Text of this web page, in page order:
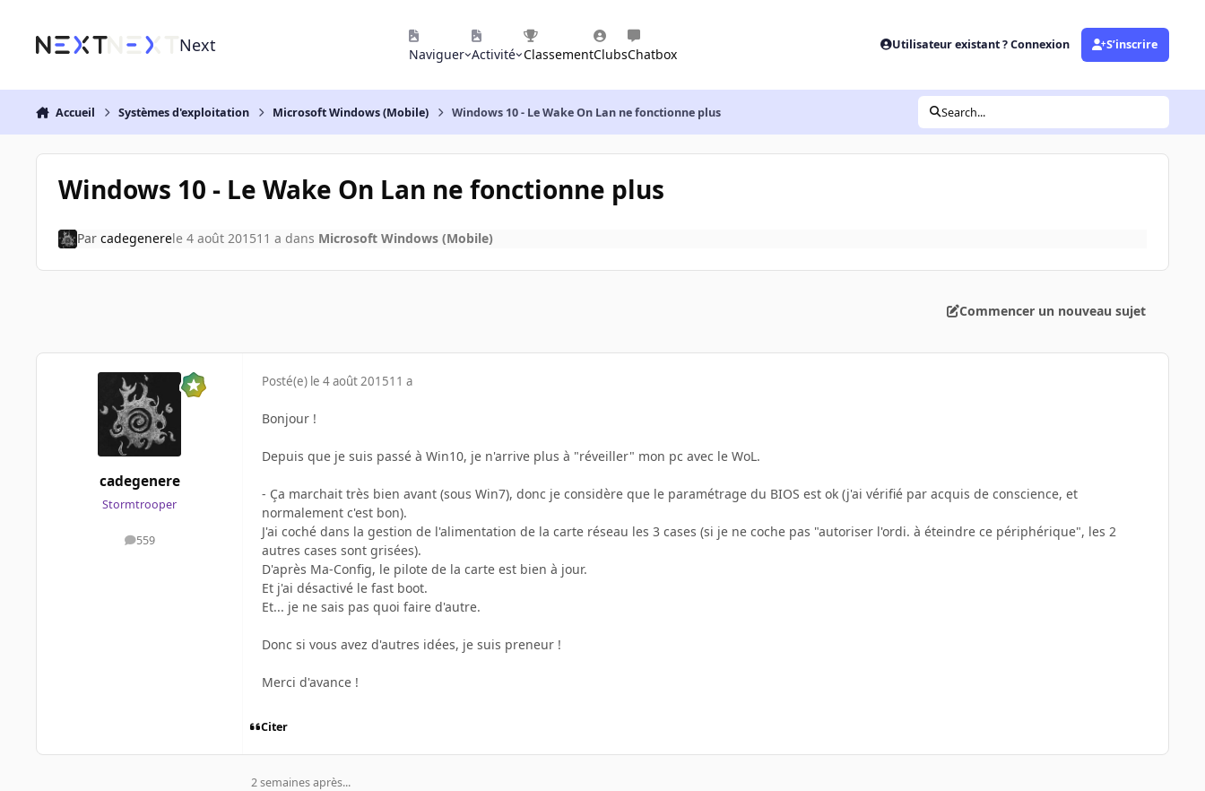
Next Naviguer Activité ClassementClubsChatbox
Utilisateur existant ? Connexion S’inscrire
Accueil Systèmes d'exploitation Microsoft Windows (Mobile) Windows 10 - Le Wake On Lan ne fonctionne plus Search...
Windows 10 - Le Wake On Lan ne fonctionne plus
Par cadegenerele 4 août 201511 a dans Microsoft Windows (Mobile)
Commencer un nouveau sujet
cadegenere
Stormtrooper
559
messages
Posté(e) le 4 août 201511 a
Bonjour !
Depuis que je suis passé à Win10, je n'arrive plus à "réveiller" mon pc avec le WoL.
- Ça marchait très bien avant (sous Win7), donc je considère que le paramétrage du BIOS est ok (j'ai vérifié par acquis de conscience, et
normalement c'est bon).
J'ai coché dans la gestion de l'alimentation de la carte réseau les 3 cases (si je ne coche pas "autoriser l'ordi. à éteindre ce périphérique", les 2
autres cases sont grisées).
D'après Ma-Config, le pilote de la carte est bien à jour.
Et j'ai désactivé le fast boot.
Et... je ne sais pas quoi faire d'autre.
Donc si vous avez d'autres idées, je suis preneur !
Merci d'avance !
Citer
2 semaines après...